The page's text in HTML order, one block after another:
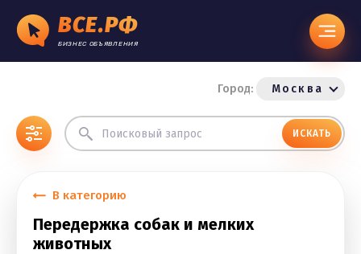
ВСЕ.РФ
БИЗНЕС ОБЪЯВЛЕНИЯ
Город: Москва
ИСКАТЬ
В категорию
Передержка собак и мелких
животных